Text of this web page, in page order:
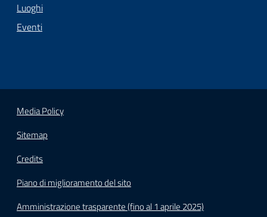
Luoghi
Eventi
Media Policy
Sitemap
Credits
Piano di miglioramento del sito
Amministrazione trasparente (fino al 1 aprile 2025)